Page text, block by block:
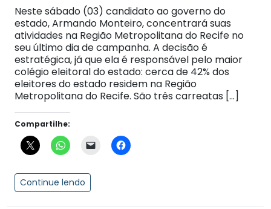
Neste sábado (03) candidato ao governo do
estado, Armando Monteiro, concentrará suas
atividades na Região Metropolitana do Recife no
seu último dia de campanha. A decisão é
estratégica, já que ela é responsável pelo maior
colégio eleitoral do estado: cerca de 42% dos
eleitores do estado residem na Região
Metropolitana do Recife. São três carreatas […]
Compartilhe:
Continue lendo